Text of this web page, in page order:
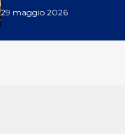
29 maggio 2026